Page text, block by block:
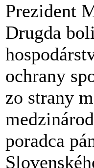
Prezident
Drugda
ochrany
zo strany
poradca